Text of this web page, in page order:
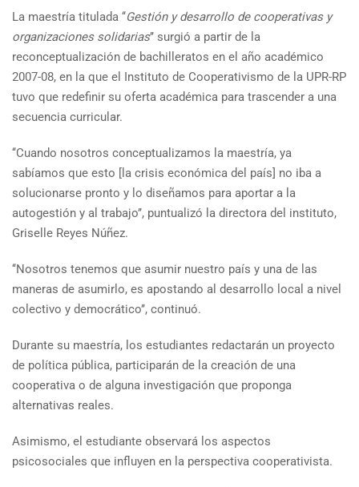
La maestría titulada ‘‘Gestión y desarrollo de cooperativas y
organizaciones solidarias’’ surgió a partir de la
reconceptualización de bachilleratos en el año académico
2007-08, en la que el Instituto de Cooperativismo de la UPR-RP
tuvo que redefinir su oferta académica para trascender a una
secuencia curricular.
‘‘Cuando nosotros conceptualizamos la maestría, ya
sabíamos que esto [la crisis económica del país] no iba a
solucionarse pronto y lo diseñamos para aportar a la
autogestión y al trabajo’’, puntualizó la directora del instituto,
Griselle Reyes Núñez.
‘‘Nosotros tenemos que asumir nuestro país y una de las
maneras de asumirlo, es apostando al desarrollo local a nivel
colectivo y democrático’’, continuó.
Durante su maestría, los estudiantes redactarán un proyecto
de política pública, participarán de la creación de una
cooperativa o de alguna investigación que proponga
alternativas reales.
Asimismo, el estudiante observará los aspectos
psicosociales que influyen en la perspectiva cooperativista.